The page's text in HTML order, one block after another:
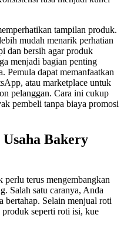
tampilan produk.
mudah menarik perhatian
dan bersih agar produk
menjadi bagian penting
Pemula dapat memanfaatkan
atau marketplace untuk
pelanggan. Cara ini cukup
pembeli tanpa biaya promosi
Bakery
perlu terus mengembangkan
Salah satu caranya, Anda
bertahap. Selain menjual roti
produk seperti roti isi, kue